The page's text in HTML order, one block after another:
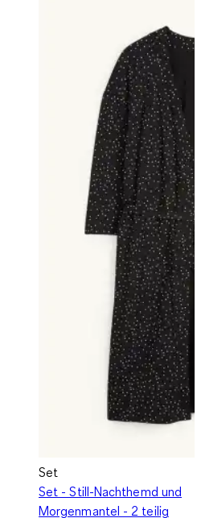
Set
Set - Still-Nachthemd und
Morgenmantel - 2 teilig